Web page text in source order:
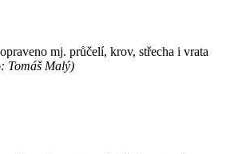
mj. průčelí, krov, střecha i vrata
Tomáš Malý)